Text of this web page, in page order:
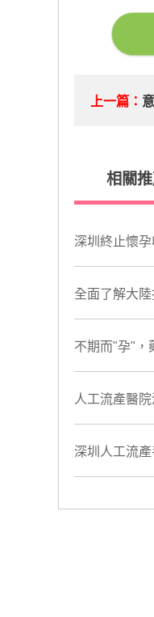
上一篇：
相關
深圳終止懷
全面了解大
不期而"孕"，
人工流產醫
深圳人工流